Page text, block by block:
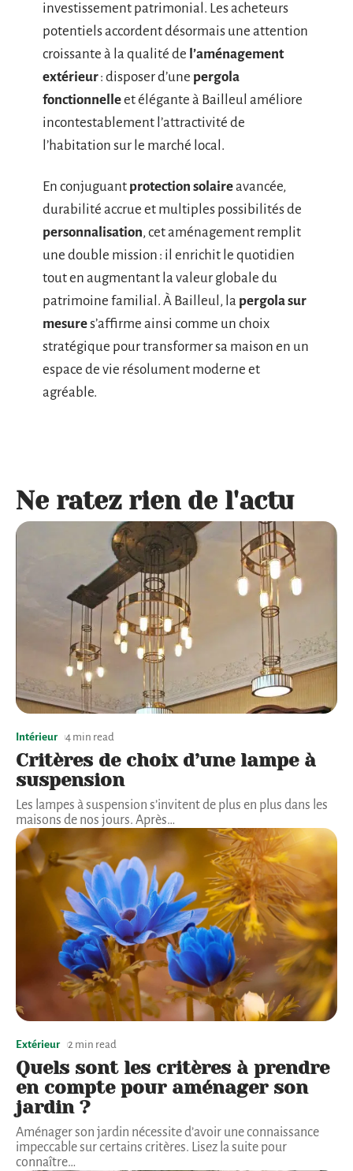
investissement patrimonial. Les acheteurs
potentiels accordent désormais une attention
croissante à la qualité de l’aménagement
extérieur: disposer d’une pergola
fonctionnelleet élégante à Bailleul améliore
incontestablement l’attractivité de
l’habitation sur le marché local.
En conjuguant protection solaireavancée,
durabilité accrue et multiples possibilités de
personnalisation, cet aménagement remplit
une double mission : il enrichit le quotidien
tout en augmentant la valeur globale du
patrimoine familial. À Bailleul, la pergola sur
mesures’affirme ainsi comme un choix
stratégique pour transformer sa maison en un
espace de vie résolument moderne et
agréable.
Ne ratez rien de l'actu
Intérieur 4 min read
Critères de choix d’une lampe à
suspension
Les lampes à suspension s’invitent de plus en plus dans les
maisons de nos jours. Après…
Extérieur 2 min read
Quels sont les critères à prendre
en compte pour aménager son
jardin ?
Aménager son jardin nécessite d’avoir une connaissance
impeccable sur certains critères. Lisez la suite pour
connaître…